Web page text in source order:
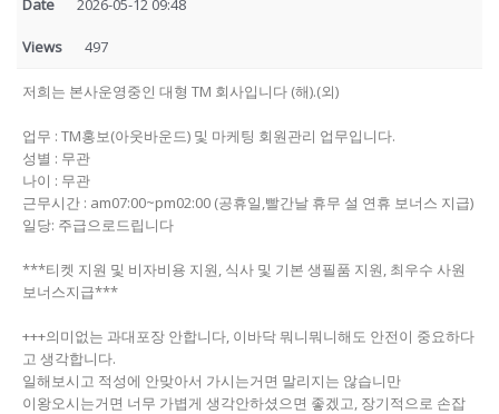
Date 2026-05-12 09:48
Views 497
저희는 본사운영중인 대형 TM 회사입니다 (해).(외)
업무 : TM홍보(아웃바운드) 및 마케팅 회원관리 업무입니다.
성별 : 무관
나이 : 무관
근무시간 : am07:00~pm02:00 (공휴일,빨간날 휴무 설 연휴 보너스 지급)
일당: 주급으로드립니다
***티켓 지원 및 비자비용 지원, 식사 및 기본 생필품 지원, 최우수 사원
보너스지급***
+++의미없는 과대포장 안합니다, 이바닥 뭐니뭐니해도 안전이 중요하다
고 생각합니다.
일해보시고 적성에 안맞아서 가시는거면 말리지는 않습니만
이왕오시는거면 너무 가볍게 생각안하셨으면 좋겠고, 장기적으로 손잡